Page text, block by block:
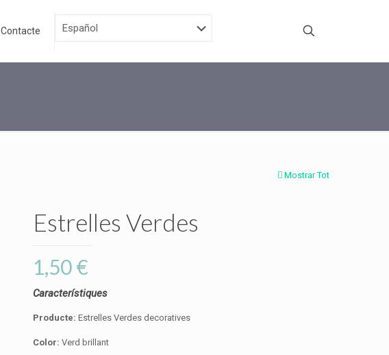
Contacte
Mostrar Tot
Estrelles Verdes
1,50€
Característiques
Producte: Estrelles Verdes decoratives
Color: Verd brillant